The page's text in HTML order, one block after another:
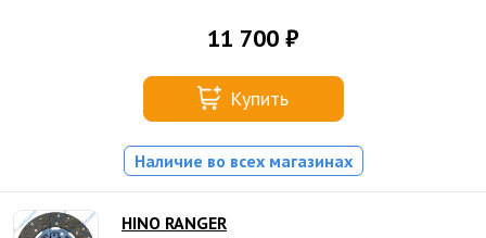
11 700 ₽
Купить
Наличие во всех магазинах
HINO RANGER